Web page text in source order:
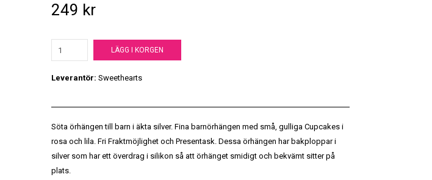
249 kr
LÄGG I KORGEN
Leverantör: Sweethearts
Söta örhängen till barn i äkta silver. Fina barnörhängen med små, gulliga Cupcakes i
rosa och lila. Fri Fraktmöjlighet och Presentask. Dessa örhängen har bakploppar i
silver som har ett överdrag i silikon så att örhänget smidigt och bekvämt sitter på
plats.